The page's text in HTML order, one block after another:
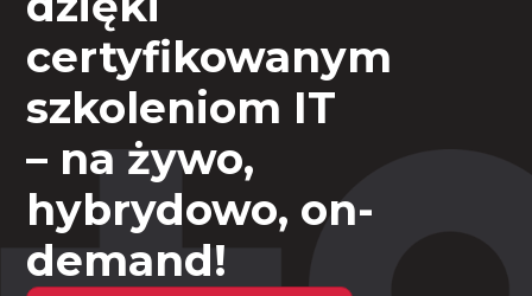
certyfikowanym
szkoleniom IT
– na żywo,
hybrydowo, on-
demand!